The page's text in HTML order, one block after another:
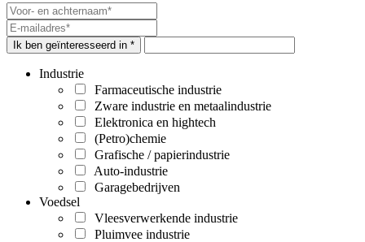
Ik ben geïnteresseerd in *
Industrie
Farmaceutische industrie
Zware industrie en metaalindustrie
Elektronica en hightech
(Petro)chemie
Grafische / papierindustrie
Auto-industrie
Garagebedrijven
Voedsel
Vleesverwerkende industrie
Pluimvee industrie